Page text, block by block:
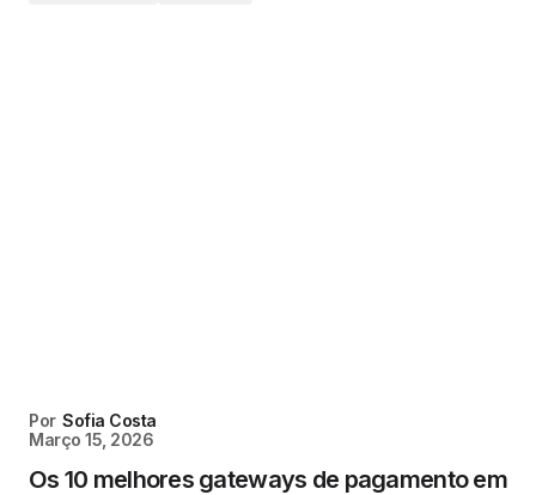
Por Sofia Costa
Março 15, 2026
Os 10 melhores gateways de pagamento em